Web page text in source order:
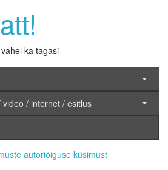
ka tagasi
/ internet / esitlus
autoriõiguse küsimust